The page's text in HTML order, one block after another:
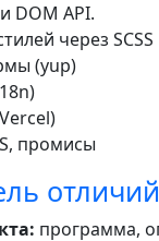
DOM API.
через SCSS
(yup)
промисы
отличий
программа,